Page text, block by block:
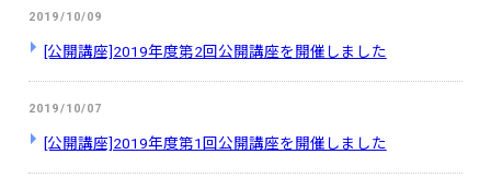
2019/10/09
[公開講座]2019年度第2回公開講座を開催しました
2019/10/07
[公開講座]2019年度第1回公開講座を開催しました